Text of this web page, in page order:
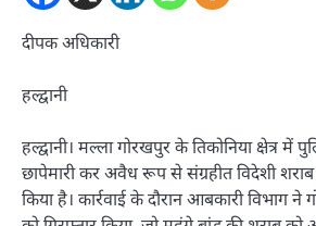
दीपक अधिकारी
हल्द्वानी
हल्द्वानी। मल्ला गोरखपुर के तिकोनिया क्षेत्र
छापेमारी कर अवैध रूप से संग्रहीत विदेशी
किया है। कार्रवाई के दौरान आबकारी विभाग ने